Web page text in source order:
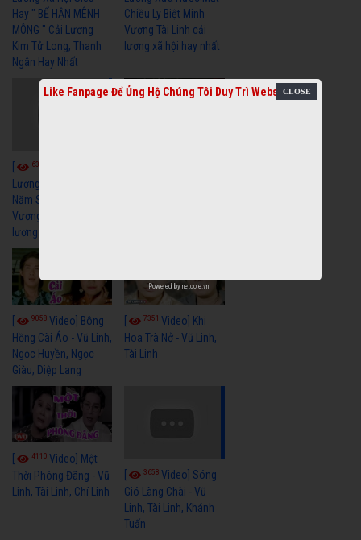
Hay " BỂ HẬN MÊNH
MÔNG " Cải Lương
Kim Tử Long, Thanh
Ngân Hay Nhất
Chiều Ly Biệt Minh
Vương Tài Linh cải
lương xã hội hay nhất
6324
Lương Xưa : Rồi 30
Năm Sau - Minh
Vương Lệ Thủy | cải
lương xã hội hay nhất
9058 Video] Bông
Hồng Cài Áo - Vũ Linh,
Ngọc Huyền, Ngọc
Giàu, Diệp Lang
7351Video] Khi
Hoa Trà Nở - Vũ Linh,
Tài Linh
4110 Video] Một
Thời Phóng Đãng - Vũ
Linh, Tài Linh, Chí Linh
3658Video] Sóng
Gió Làng Chài - Vũ
Linh, Tài Linh, Khánh
Tuấn
Like Fanpage Để Ủng Hộ Chúng Tôi Duy Trì Website
Powered by netcore.vn